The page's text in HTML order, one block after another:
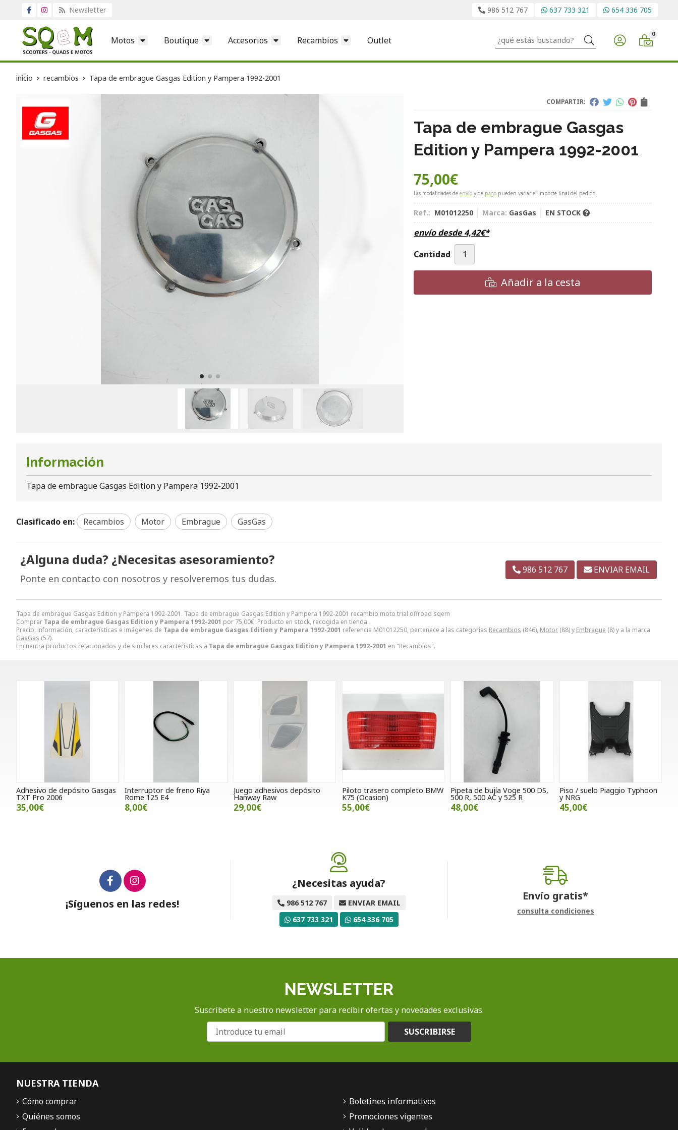
Newsletter 986 512 767 637 733 321 654 336 705
Motos Boutique Accesorios Recambios Outlet Buscar 0
inicio recambios Tapa de embrague Gasgas Edition y Pampera 1992-2001
COMPARTIR:
Tapa de embrague Gasgas
Edition y Pampera 1992-2001
75,00€
Las modalidades de envío y de pago pueden variar el importe final del pedido.
Ref.: M01012250 Marca: GasGas EN STOCK
envío desde4,42€*
Cantidad
Añadir a la cesta
Tapa de embrague Gasgas Edition y Pampera 1992-2001. Tapa de embrague Gasgas Edition y Pampera 1992-2001 recambio moto trial offroad sqem
Comprar Tapa de embrague Gasgas Edition y Pampera 1992-2001 por 75,00€. Producto en stock, recogida en tienda.
Precio, información, características e imágenes de Tapa de embrague Gasgas Edition y Pampera 1992-2001 referencia M01012250, pertenece a las categorías Recambios (846), Motor (88) y Embrague (8) y a la marca
GasGas (57).
Encuentra productos relacionados y de similares características a Tapa de embrague Gasgas Edition y Pampera 1992-2001 en "Recambios".
Información
Tapa de embrague Gasgas Edition y Pampera 1992-2001
Clasificado en: Recambios Motor Embrague GasGas
¿Alguna duda? ¿Necesitas asesoramiento?
Ponte en contacto con nosotros y resolveremos tus dudas.
986 512 767 ENVIAR EMAIL
Adhesivo de depósito Gasgas
TXT Pro 2006
35,00€
Interruptor de freno Riya
Rome 125 E4
8,00€
Juego adhesivos depósito
Hanway Raw
29,00€
Piloto trasero completo BMW
K75 (Ocasion)
55,00€
Pipeta de bujía Voge 500 DS,
500 R, 500 AC y 525 R
48,00€
Piso / suelo Piaggio Typhoon
y NRG
45,00€
¡Síguenos en las redes!
¿Necesitas ayuda?
986 512 767
ENVIAR EMAIL
637 733 321
654 336 705
Envío gratis*
consulta condiciones
NEWSLETTER
Suscríbete a nuestro newsletter para recibir ofertas y novedades exclusivas.
SUSCRIBIRSE
NUESTRA TIENDA
Cómo comprar
Quiénes somos
Boletines informativos
Promociones vigentes